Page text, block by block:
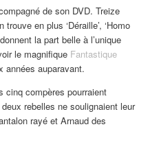
de son DVD. Treize
en plus ‘Déraille’, ‘Homo
la part belle à l’unique
le magnifique Fantastique
années auparavant.
cinq compères pourraient
rebelles ne soulignaient leur
rayé et Arnaud des